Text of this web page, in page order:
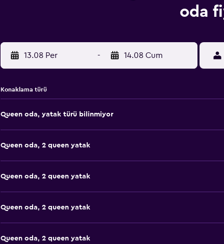
oda
13.08 Per - 14.08 Cum
Konaklama türü
Queen oda, yatak türü bilinmiyor
Queen oda, 2 queen yatak
Queen oda, 2 queen yatak
Queen oda, 2 queen yatak
Queen oda, 2 queen yatak